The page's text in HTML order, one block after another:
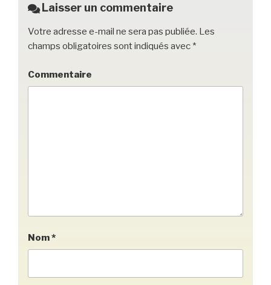
k
Laisser un commentaire
Votre adresse e-mail ne sera pas publiée. Les
champs obligatoires sont indiqués avec *
Commentaire
Nom*